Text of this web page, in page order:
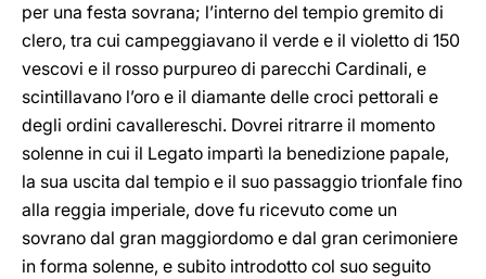
per una festa sovrana; l’interno del tempio gremito di
clero, tra cui campeggiavano il verde e il violetto di 150
vescovi e il rosso purpureo di parecchi Cardinali, e
scintillavano l’oro e il diamante delle croci pettorali e
degli ordini cavallereschi. Dovrei ritrarre il momento
solenne in cui il Legato impartì la benedizione papale,
la sua uscita dal tempio e il suo passaggio trionfale fino
alla reggia imperiale, dove fu ricevuto come un
sovrano dal gran maggiordomo e dal gran cerimoniere
in forma solenne, e subito introdotto col suo seguito